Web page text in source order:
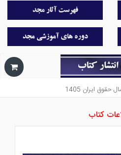
حقوق ايران 1405
کتاب